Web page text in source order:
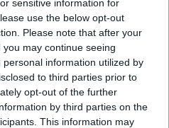
sensitive information for
use the below opt-out
Please note that after your
may continue seeing
information utilized by
to third parties prior to
opt-out of the further
by third parties on the
This information may